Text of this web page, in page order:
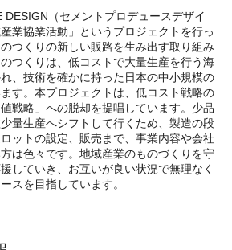
DESIGN（セメントプロデュースデザイ
業協業活動」というプロジェクトを行っ
つくりの新しい販路を生み出す取り組み
つくりは、低コストで大量生産を行う海
、技術を確かに持った日本の中小規模の
す。本プロジェクトは、低コスト戦略の
値戦略」への脱却を提唱しています。少品
量生産へシフトして行くため、製造の段
ットの設定、販売まで、事業内容や会社
は色々です。地域産業のものづくりを守
していき、お互いが良い状況で無理なく
スを目指しています。